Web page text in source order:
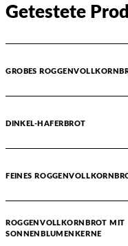
Getestete
GROBES
DINKEL-HAFERBROT
FEINES
ROGGENVOLLKORNBROT MIT
SONNENBLUMENKERNE